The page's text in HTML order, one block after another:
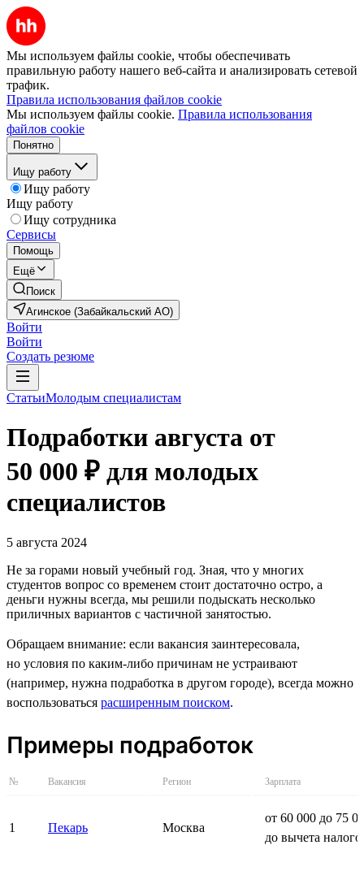
Мы используем файлы cookie, чтобы обеспечивать
правильную работу нашего веб-сайта и анализировать сетевой
трафик.
Правила использования файлов cookie
Мы используем файлы cookie. Правила использования
файлов cookie
Понятно
Ищу работу
Ищу работу
Ищу работу
Ищу сотрудника
Сервисы
Помощь
Ещё
Поиск
Агинское (Забайкальский АО)
Войти
Войти
Создать резюме
СтатьиМолодым специалистам
Подработки августа от
50 000 ₽ для молодых
специалистов
5 августа 2024
Не за горами новый учебный год. Зная, что у многих
студентов вопрос со временем стоит достаточно остро, а
деньги нужны всегда, мы решили подыскать несколько
приличных вариантов с частичной занятостью.
Обращаем внимание: если вакансия заинтересовала,
но условия по каким-либо причинам не устраивают
(например, нужна подработка в другом городе), всегда можно
воспользоваться расширенным поиском.
Примеры подработок
№ Вакансия Регион Зарплата
1 Пекарь Москва
от 60 000 до 75
до вычета